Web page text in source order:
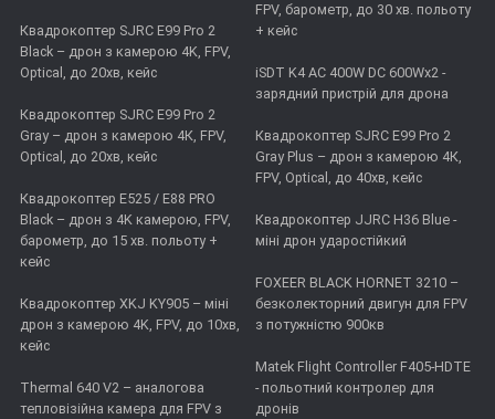
Квадрокоптер SJRC E99 Pro 2
Black – дрон з камерою 4K, FPV,
Optical, до 20хв, кейс
Квадрокоптер SJRC E99 Pro 2
Gray – дрон з камерою 4К, FPV,
Optical, до 20хв, кейс
Квадрокоптер E525 / E88 PRO
Black – дрон з 4K камерою, FPV,
барометр, до 15 хв. польоту +
кейс
Квадрокоптер XKJ KY905 – міні
дрон з камерою 4K, FPV, до 10хв,
кейс
Thermal 640 V2 – аналогова
тепловізійна камера для FPV з
FPV, барометр, до 30 хв. польоту
+ кейс
iSDT K4 AC 400W DC 600Wx2 -
зарядний пристрій для дрона
Квадрокоптер SJRC E99 Pro 2
Gray Plus – дрон з камерою 4К,
FPV, Optical, до 40хв, кейс
Квадрокоптер JJRC H36 Blue -
міні дрон ударостійкий
FOXEER BLACK HORNET 3210 –
безколекторний двигун для FPV
з потужністю 900кв
Matek Flight Controller F405-HDTE
- польотний контролер для
дронів